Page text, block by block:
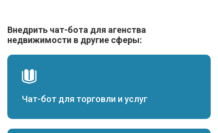
Внедрить чат-бота для агенства
недвижимости в другие сферы:
Чат-бот для торговли и услуг